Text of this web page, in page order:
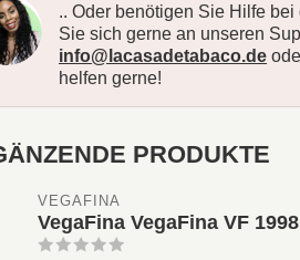
.. Oder benötigen Sie Hilfe
Sie sich gerne an unseren
info@lacasadetabaco.de
helfen gerne!
PRODUKTE
VEGAFINA
VegaFina VegaFina VF